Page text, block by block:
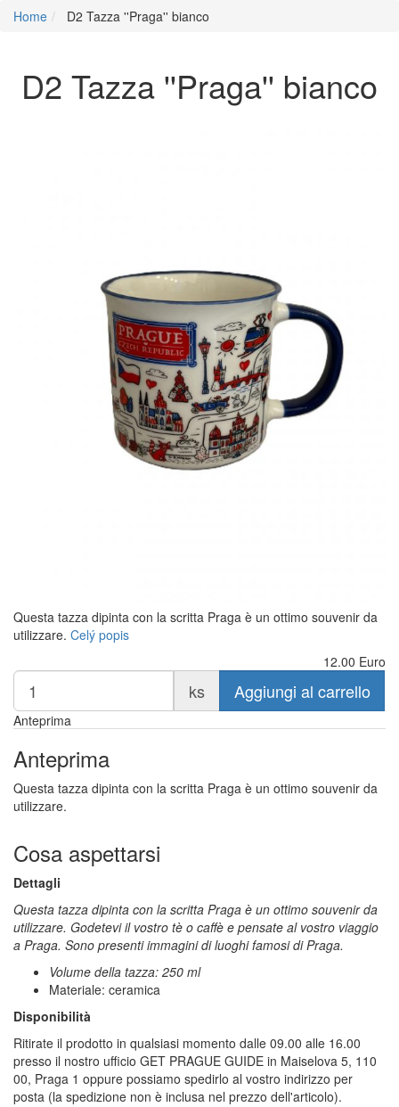
Home D2 Tazza ''Praga'' bianco
D2 Tazza ''Praga'' bianco
Questa tazza dipinta con la scritta Praga è un ottimo souvenir da
utilizzare. Celý popis
12.00 Euro
ks Aggiungi al carrello
Anteprima
Anteprima
Questa tazza dipinta con la scritta Praga è un ottimo souvenir da
utilizzare.
Cosa aspettarsi
Dettagli
Questa tazza dipinta con la scritta Praga è un ottimo souvenir da
utilizzare. Godetevi il vostro tè o caffè e pensate al vostro viaggio
a Praga. Sono presenti immagini di luoghi famosi di Praga.
Volume della tazza: 250 ml
Materiale: ceramica
Disponibilità
Ritirate il prodotto in qualsiasi momento dalle 09.00 alle 16.00
presso il nostro ufficio GET PRAGUE GUIDE in Maiselova 5, 110
00, Praga 1 oppure possiamo spedirlo al vostro indirizzo per
posta (la spedizione non è inclusa nel prezzo dell'articolo).